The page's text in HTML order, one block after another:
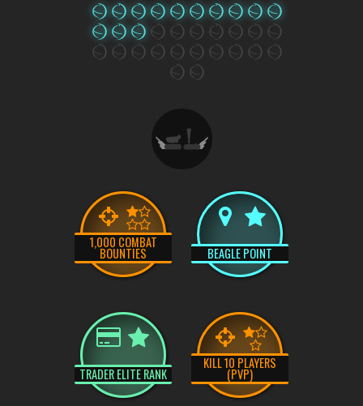
1,000 COMBAT
BOUNTIES BEAGLE POINT
TRADER ELITE RANK
KILL 10 PLAYERS
(PVP)